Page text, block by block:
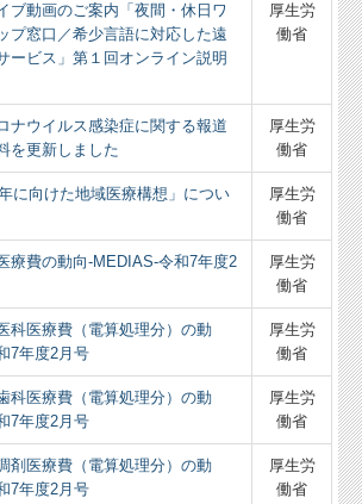
ブ動画のご案内「夜間・休日ワ
プ窓口／希少言語に対応した遠
ービス」第１回オンライン説明
厚生労
働省
ナウイルス感染症に関する報道
を更新しました
厚生労
働省
年に向けた地域医療構想」につい
厚生労
働省
療費の動向-MEDIAS-令和7年度2
厚生労
働省
科医療費（電算処理分）の動
7年度2月号
厚生労
働省
科医療費（電算処理分）の動
7年度2月号
厚生労
働省
剤医療費（電算処理分）の動
7年度2月号
厚生労
働省